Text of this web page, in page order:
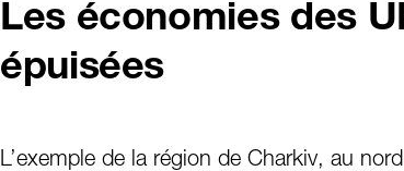
Les économies des
épuisées
L’exemple de la région de Charkiv, au